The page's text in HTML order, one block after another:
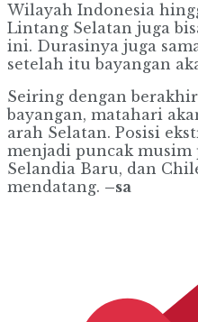
Wilayah Indonesia
Lintang Selatan juga
ini. Durasinya juga
setelah itu bayangan
Seiring dengan
bayangan, matahari
arah Selatan. Posisi
menjadi puncak musim
Selandia Baru, dan
mendatang. –sa